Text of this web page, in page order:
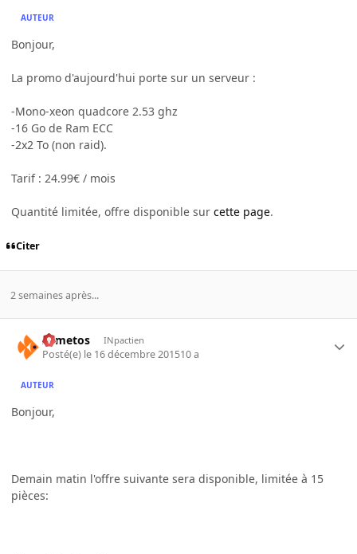
AUTEUR
Bonjour,
La promo d'aujourd'hui porte sur un serveur :
-Mono-xeon quadcore 2.53 ghz
-16 Go de Ram ECC
-2x2 To (non raid).
Tarif : 24.99€ / mois
Quantité limitée, offre disponible sur cette page.
Citer
2 semaines après...
Armetos INpactien
Posté(e) le 16 décembre 201510 a
AUTEUR
Bonjour,
Demain matin l'offre suivante sera disponible, limitée à 15
pièces: